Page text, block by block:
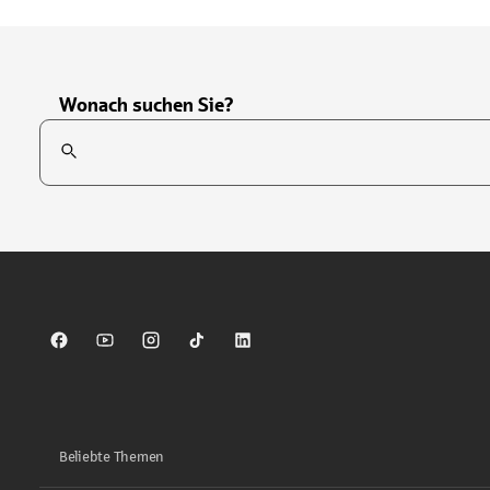
Wonach suchen Sie?
Suchfeld
Sparkasse auf Facebook
Sparkasse auf Youtube
Sparkasse auf Instagram
Sparkasse auf TikTok
Sparkasse auf LinkedIn
Beliebte Themen